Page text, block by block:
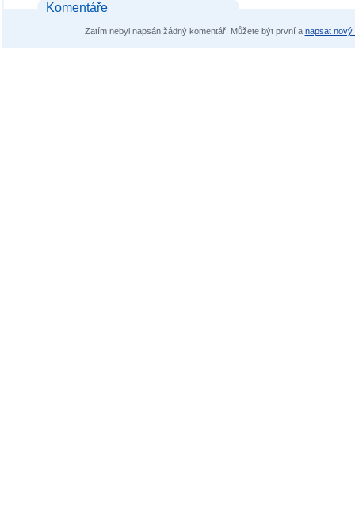
Komentáře
Zatím nebyl napsán žádný komentář. Můžete být první a napsat nový